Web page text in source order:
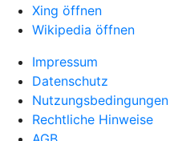
Xing öffnen
Wikipedia öffnen
Impressum
Datenschutz
Nutzungsbedingungen
Rechtliche Hinweise